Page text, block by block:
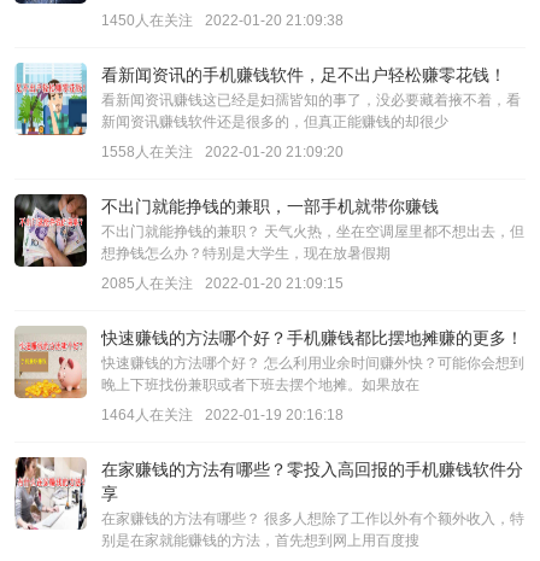
1450人在关注
2022-01-20 21:09:38
看新闻资讯的手机赚钱软件，足不出户轻松赚零花钱！
看新闻资讯赚钱这已经是妇孺皆知的事了，没必要藏着掖不着，看
新闻资讯赚钱软件还是很多的，但真正能赚钱的却很少
1558人在关注
2022-01-20 21:09:20
不出门就能挣钱的兼职，一部手机就带你赚钱
不出门就能挣钱的兼职？ 天气火热，坐在空调屋里都不想出去，但
想挣钱怎么办？特别是大学生，现在放暑假期
2085人在关注
2022-01-20 21:09:15
快速赚钱的方法哪个好？手机赚钱都比摆地摊赚的更多！
快速赚钱的方法哪个好？ 怎么利用业余时间赚外快？可能你会想到
晚上下班找份兼职或者下班去摆个地摊。如果放在
1464人在关注
2022-01-19 20:16:18
在家赚钱的方法有哪些？零投入高回报的手机赚钱软件分
享
在家赚钱的方法有哪些？ 很多人想除了工作以外有个额外收入，特
别是在家就能赚钱的方法，首先想到网上用百度搜